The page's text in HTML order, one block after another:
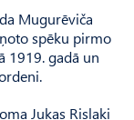
Mugurēviča
spēku pirmo
1919. gadā un
Jukas Rislaki